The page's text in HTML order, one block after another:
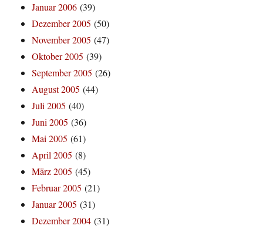
Januar 2006 (39)
Dezember 2005 (50)
November 2005 (47)
Oktober 2005 (39)
September 2005 (26)
August 2005 (44)
Juli 2005 (40)
Juni 2005 (36)
Mai 2005 (61)
April 2005 (8)
März 2005 (45)
Februar 2005 (21)
Januar 2005 (31)
Dezember 2004 (31)